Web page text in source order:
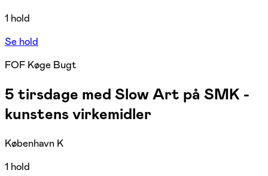
1 hold
Se hold
FOF Køge Bugt
5 tirsdage med Slow Art på SMK -
kunstens virkemidler
København K
1 hold